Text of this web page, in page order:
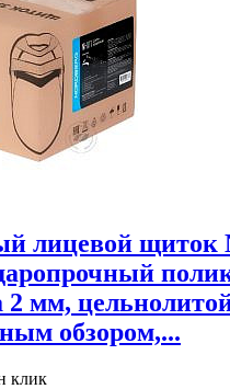
лицевой щиток
мм,
обзором,...
клик